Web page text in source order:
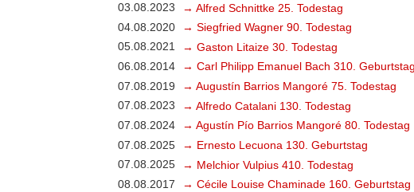
03.08.2023
→ Alfred Schnittke 25. Todestag
04.08.2020
→ Siegfried Wagner 90. Todestag
05.08.2021
→ Gaston Litaize 30. Todestag
06.08.2014
→ Carl Philipp Emanuel Bach 310. Geburtstag
07.08.2019
→ Augustín Barrios Mangoré 75. Todestag
07.08.2023
→ Alfredo Catalani 130. Todestag
07.08.2024
→ Agustín Pío Barrios Mangoré 80. Todestag
07.08.2025
→ Ernesto Lecuona 130. Geburtstag
07.08.2025
→ Melchior Vulpius 410. Todestag
08.08.2017
→ Cécile Louise Chaminade 160. Geburtstag